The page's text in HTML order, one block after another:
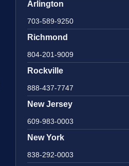
Arlington
703-589-9250
Richmond
804-201-9009
Rockville
888-437-7747
New Jersey
609-983-0003
New York
838-292-0003